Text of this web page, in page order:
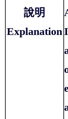
說明
Explanation